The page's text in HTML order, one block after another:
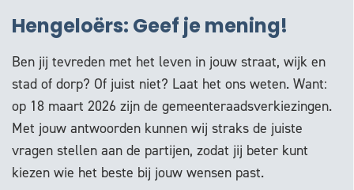
Hengeloërs: Geef je mening!
Ben jij tevreden met het leven in jouw straat, wijk en
stad of dorp? Of juist niet? Laat het ons weten. Want:
op 18 maart 2026 zijn de gemeenteraadsverkiezingen.
Met jouw antwoorden kunnen wij straks de juiste
vragen stellen aan de partijen, zodat jij beter kunt
kiezen wie het beste bij jouw wensen past.